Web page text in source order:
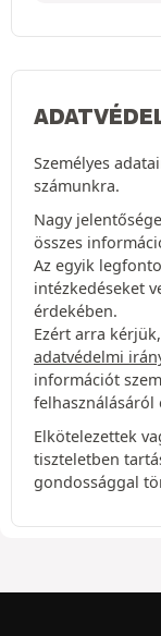
Személyes
számunkra.
Nagy
összes
Az egyik
intézkedéseket
érdekében.
Ezért arra
adatvédelmi
információt
felhasználásáról
Elkötelezettek
tiszteletben
gondossággal